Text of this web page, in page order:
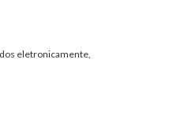
eletronicamente,